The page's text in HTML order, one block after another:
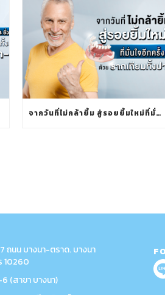
จากวันที่ไม่กล้ายิ้ม สู่รอยยิ้มใหม่ที่มั่นใจอีกครั้ง ด้วย รากเทียมทั้งปาก
ถนน บางนา-ตราด. บางนา
10260
(สาขา บางนา)